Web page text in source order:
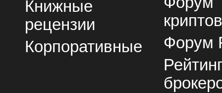
Книжные
рецензии
Корпоративные
Форум